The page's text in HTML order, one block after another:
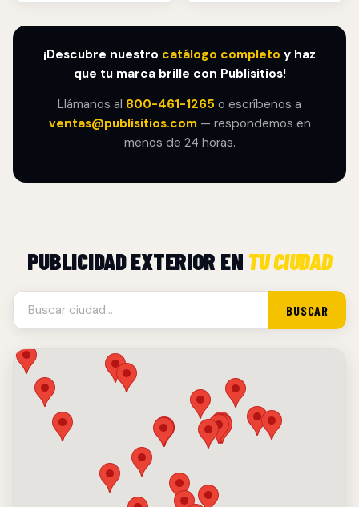
¡Descubre nuestro catálogo completo y haz
que tu marca brille con Publisitios!
Llámanos al 800-461-1265 o escríbenos a
ventas@publisitios.com— respondemos en
menos de 24 horas.
PUBLICIDAD EXTERIOR EN TU CIUDAD
BUSCAR